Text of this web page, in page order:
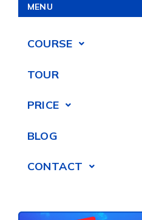
MENU
COURSE
TOUR
PRICE
BLOG
CONTACT